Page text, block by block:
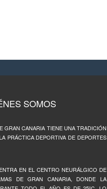
SOMOS
GRAN CANARIA TIENE UNA TRADICIÓN
PRÁCTICA DEPORTIVA DE DEPORTES
EN EL CENTRO NEURÁLGICO DE
DE GRAN CANARIA, DONDE LA